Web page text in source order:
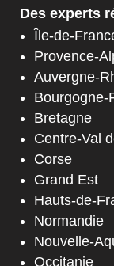
Des experts
Île-de-
Provence-
Auvergne-
Bourgogne-
Bretagne
Centre-Val
Corse
Grand Est
Hauts-de-
Normandie
Nouvelle-
Occitanie